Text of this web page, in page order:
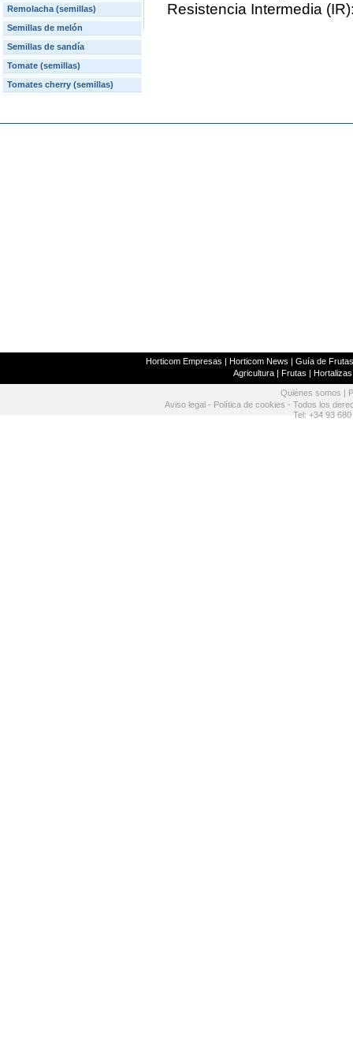
Remolacha (semillas)
Semillas de melón
Semillas de sandía
Tomate (semillas)
Tomates cherry (semillas)
Resistencia Intermedia
Horticom Empresas | Horticom News | Guía de
Agricultura| Frutas | Hortalizas
Quiénes somos
Aviso legal - Política de cookies - Todos los
Tel: +34 93